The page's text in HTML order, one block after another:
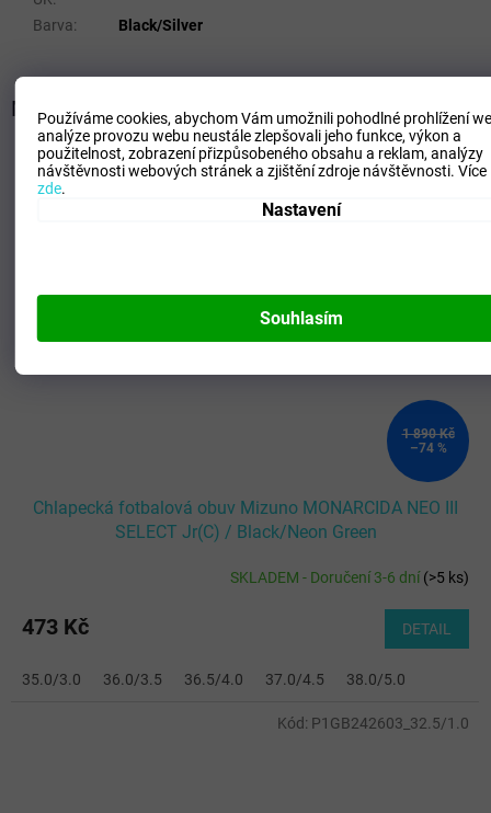
Používáme cookies, abychom Vám umožnili pohodlné prohlížení
analýze provozu webu neustále zlepšovali jeho funkce, výkon a
použitelnost, zobrazení přizpůsobeného obsahu a reklam, analýzy
návštěvnosti webových stránek a zjištění zdroje návštěvnosti.
zde.
Nastavení
Souhlasím
Mohlo by se vám líbit
1 890 Kč
–74 %
Chlapecká fotbalová obuv Mizuno MONARCIDA NEO III
SELECT Jr(C) / Black/Neon Green
SKLADEM - Doručení 3-6 dní(>5 ks)
473 Kč DETAIL
35.0/3.0 36.0/3.5 36.5/4.0 37.0/4.5 38.0/5.0
Kód:P1GB252502_35.0/3.0
Kód: P1GB242603_32.5/1.0
Barva: Black/Silver